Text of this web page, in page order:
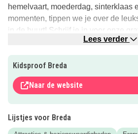
hemelvaart, moederdag, sinterklaas
momenten, tippen we je over de
in de buurt! Schrijf je in voor onze
zorg dat je onze leuke tips niet mist.
Tip: zoek je vaker leuke tips voor
Tip: wist je dat Kidsproof je ook via
hoogte houdt van de leukste
een kijkje achter de schermen kijk je
Lees verder
Kidsproof Breda
Naar de website
Lijstjes voor Breda